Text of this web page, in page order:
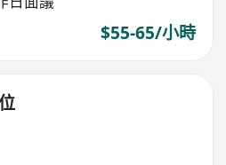
$55-65/小時